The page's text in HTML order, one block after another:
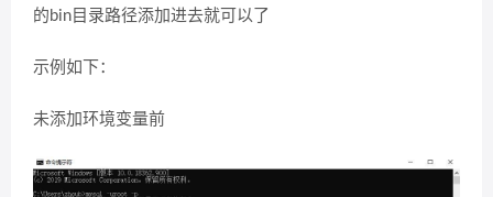
的bin目录路径添加进去就可以了
示例如下：
未添加环境变量前